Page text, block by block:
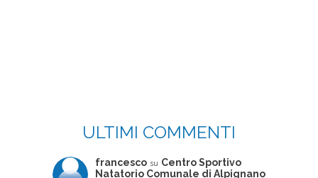
ULTIMI COMMENTI
francesco su Centro Sportivo
Natatorio Comunale di Alpignano